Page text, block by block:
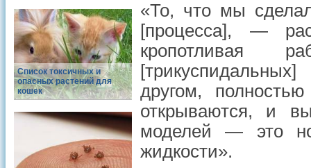
Список токсичных и
опасных растений для
кошек
«То, что мы
[процесса], —
кропотливая
другом,
открываются, и
моделей — это
жидкости».